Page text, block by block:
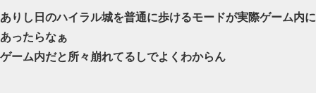
ありし日のハイラル城を普通に歩けるモードが実際ゲーム内に
あったらなぁ
ゲーム内だと所々崩れてるしでよくわからん